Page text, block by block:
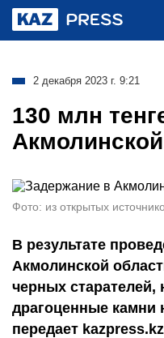
2 декабря 2023 г. 9:21
130 млн
Фото: из открытых
В результате
Акмолинской
черных
драгоценные камни
передает